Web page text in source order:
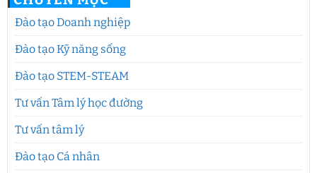
Đào tạo Doanh nghiệp
Đào tạo Kỹ năng sống
Đào tạo STEM-STEAM
Tư vấn Tâm lý học đường
Tư vấn tâm lý
Đào tạo Cá nhân